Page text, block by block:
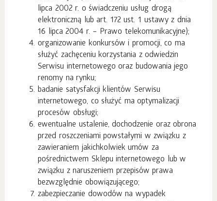
lipca 2002 r. o świadczeniu usług drogą
elektroniczną lub art. 172 ust. 1 ustawy z dnia
16 lipca 2004 r. – Prawo telekomunikacyjne);
organizowanie konkursów i promocji, co ma
służyć zachęceniu korzystania z odwiedzin
Serwisu internetowego oraz budowania jego
renomy na rynku;
badanie satysfakcji klientów Serwisu
internetowego, co służyć ma optymalizacji
procesów obsługi;
ewentualne ustalenie, dochodzenie oraz obrona
przed roszczeniami powstałymi w związku z
zawieraniem jakichkolwiek umów za
pośrednictwem Sklepu internetowego lub w
związku z naruszeniem przepisów prawa
bezwzględnie obowiązującego;
zabezpieczanie dowodów na wypadek